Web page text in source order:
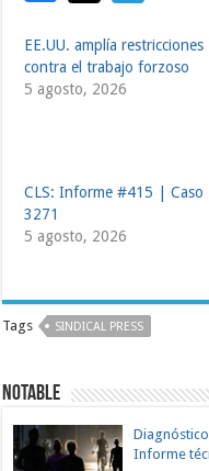
EE.UU. amplía restricciones
contra el trabajo forzoso
5 agosto, 2026
CLS: Informe #415 | Caso
3271
5 agosto, 2026
Tags SINDICAL PRESS
NOTABLE
Informe